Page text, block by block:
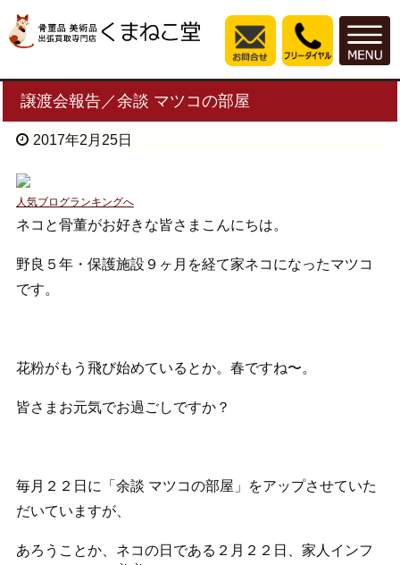
譲渡会報告／余談 マツコの部屋
2017年2月25日
人気ブログランキングへ
ネコと骨董がお好きな皆さまこんにちは。
野良５年・保護施設９ヶ月を経て家ネコになったマツコ
です。
花粉がもう飛び始めているとか。春ですね〜。
皆さまお元気でお過ごしですか？
毎月２２日に「余談 マツコの部屋」をアップさせていた
だいていますが、
あろうことか、ネコの日である２月２２日、家人インフ